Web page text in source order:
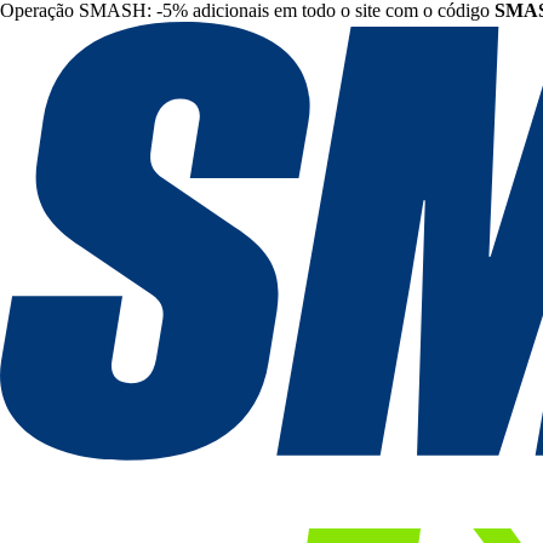
Operação SMASH: -5% adicionais em todo o site com o código